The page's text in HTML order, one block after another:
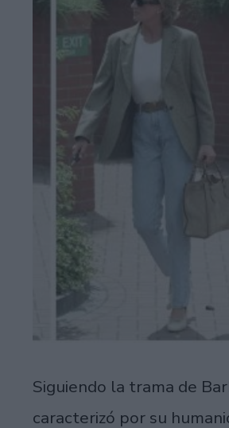
Siguiendo la trama de
caracterizó por su